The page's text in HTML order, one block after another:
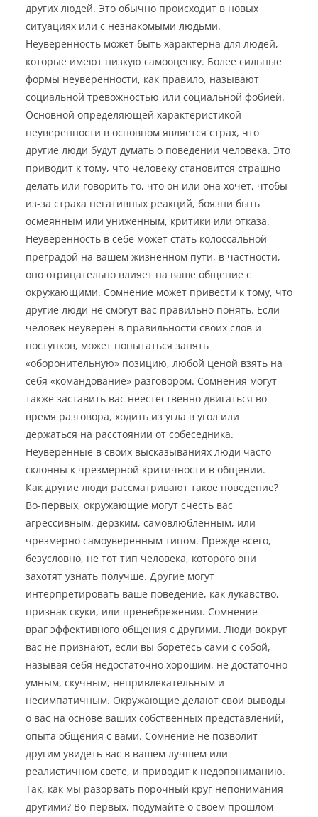
других людей. Это обычно происходит в новых
ситуациях или с незнакомыми людьми.
Неуверенность может быть характерна для людей,
которые имеют низкую самооценку. Более сильные
формы неуверенности, как правило, называют
социальной тревожностью или социальной фобией.
Основной определяющей характеристикой
неуверенности в основном является страх, что
другие люди будут думать о поведении человека. Это
приводит к тому, что человеку становится страшно
делать или говорить то, что он или она хочет, чтобы
из-за страха негативных реакций, боязни быть
осмеянным или униженным, критики или отказа.
Неуверенность в себе может стать колоссальной
преградой на вашем жизненном пути, в частности,
оно отрицательно влияет на ваше общение с
окружающими. Сомнение может привести к тому, что
другие люди не смогут вас правильно понять. Если
человек неуверен в правильности своих слов и
поступков, может попытаться занять
«оборонительную» позицию, любой ценой взять на
себя «командование» разговором. Сомнения могут
также заставить вас неестественно двигаться во
время разговора, ходить из угла в угол или
держаться на расстоянии от собеседника.
Неуверенные в своих высказываниях люди часто
склонны к чрезмерной критичности в общении.
Как другие люди рассматривают такое поведение?
Во-первых, окружающие могут счесть вас
агрессивным, дерзким, самовлюбленным, или
чрезмерно самоуверенным типом. Прежде всего,
безусловно, не тот тип человека, которого они
захотят узнать получше. Другие могут
интерпретировать ваше поведение, как лукавство,
признак скуки, или пренебрежения. Сомнение —
враг эффективного общения с другими. Люди вокруг
вас не признают, если вы боретесь сами с собой,
называя себя недостаточно хорошим, не достаточно
умным, скучным, непривлекательным и
несимпатичным. Окружающие делают свои выводы
о вас на основе ваших собственных представлений,
опыта общения с вами. Сомнение не позволит
другим увидеть вас в вашем лучшем или
реалистичном свете, и приводит к недопониманию.
Так, как мы разорвать порочный круг непонимания
другими? Во-первых, подумайте о своем прошлом